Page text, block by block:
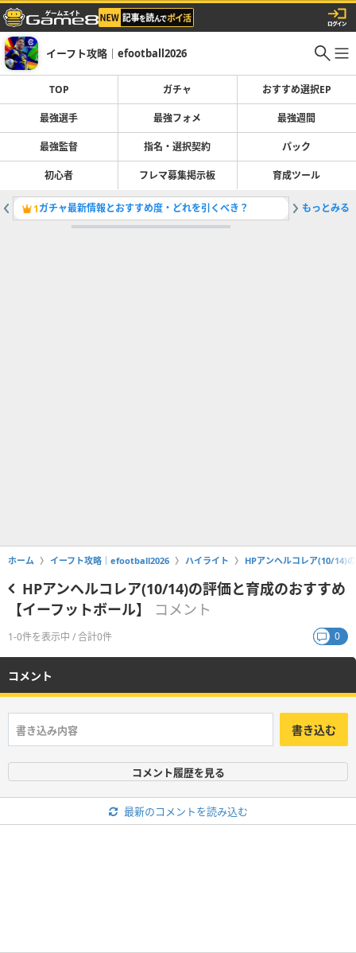
イーフト攻略｜efootball2026
TOP ガチャ おすすめ選択EP
最強選手 最強フォメ 最強週間
最強監督 指名・選択契約 パック
初心者 フレマ募集掲示板 育成ツール
1ガチャ最新情報とおすすめ度・どれを引くべき？ 2
もっとみる
ホーム イーフト攻略｜efootball2026 ハイライト HPアンヘルコレア(10/14)
HPアンヘルコレア(10/14)の評価と育成のおすすめ
【イーフットボール】
コメント
1-0件を表示中 / 合計0件 0
コメント
書き込む
コメント履歴を見る
最新のコメントを読み込む